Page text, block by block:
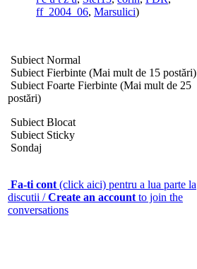
ff_2004_06, Marsulici)
Subiect Normal
Subiect Fierbinte (Mai mult de 15 postări)
Subiect Foarte Fierbinte (Mai mult de 25
postări)
Subiect Blocat
Subiect Sticky
Sondaj
Fa-ti cont (click aici) pentru a lua parte la
discutii /Create an account to join the
conversations